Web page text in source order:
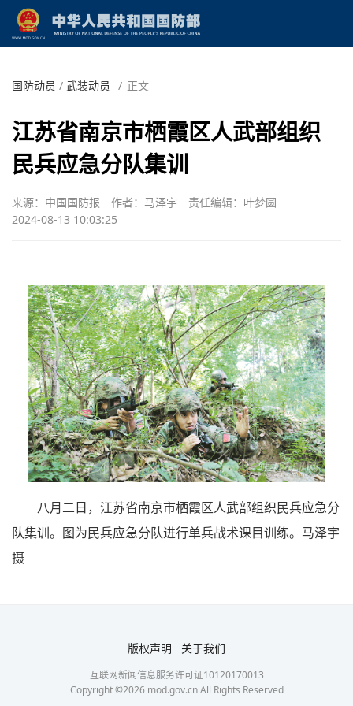
国防动员 / 武装动员 / 正文
江苏省南京市栖霞区人武部组织
民兵应急分队集训
来源：中国国防报 作者：马泽宇
责任编辑：叶梦圆
2024-08-13 10:03:25
八月二日，江苏省南京市栖霞区人武部组织民兵应急分
队集训。图为民兵应急分队进行单兵战术课目训练。马泽宇
摄
版权声明 关于我们
互联网新闻信息服务许可证10120170013
Copyright ©2026mod.gov.cn All Rights Reserved